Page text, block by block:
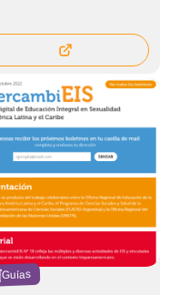
Guías